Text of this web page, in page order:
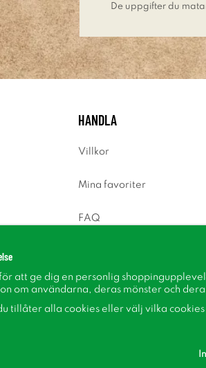
De uppgifter du
HANDLA
Villkor
Mina favoriter
FAQ
att ge dig en personlig
om användarna, deras mönster och
tillåter alla cookies eller välj vilka